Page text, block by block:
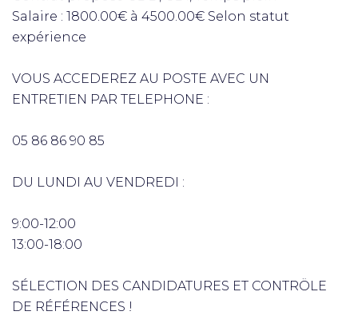
Salaire : 1800.00€ à 4500.00€ Selon statut
expérience
VOUS ACCEDEREZ AU POSTE AVEC UN
ENTRETIEN PAR TELEPHONE :
05 86 86 90 85
DU LUNDI AU VENDREDI :
9:00-12:00
13:00-18:00
SÉLECTION DES CANDIDATURES ET CONTRÖLE
DE RÉFÉRENCES !